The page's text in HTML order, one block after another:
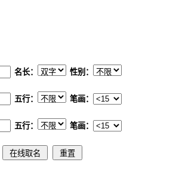
名长： 性别：
五行： 笔画：
五行： 笔画：